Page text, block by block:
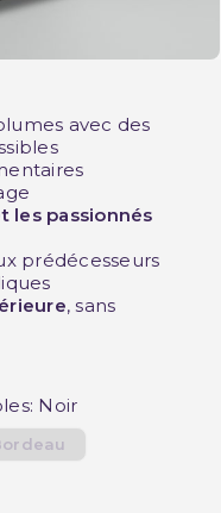
avec des
les passionnés
prédécesseurs
, sans
Noir